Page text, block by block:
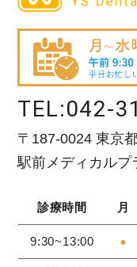
TEL:042-
〒187-0024 東京
駅前メディカルプ
診療時間 月
9:30~13:00 ●